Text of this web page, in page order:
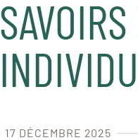
17 DÉCEMBRE 2025